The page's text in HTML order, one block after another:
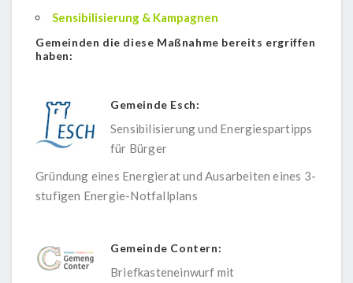
Sensibilisierung & Kampagnen
Gemeinden die diese Maßnahme bereits ergriffen
haben:
Gemeinde Esch:
Sensibilisierung und Energiespartipps
für Bürger
Gründung eines Energierat und Ausarbeiten eines 3-
stufigen Energie-Notfallplans
Gemeinde Contern:
Briefkasteneinwurf mit